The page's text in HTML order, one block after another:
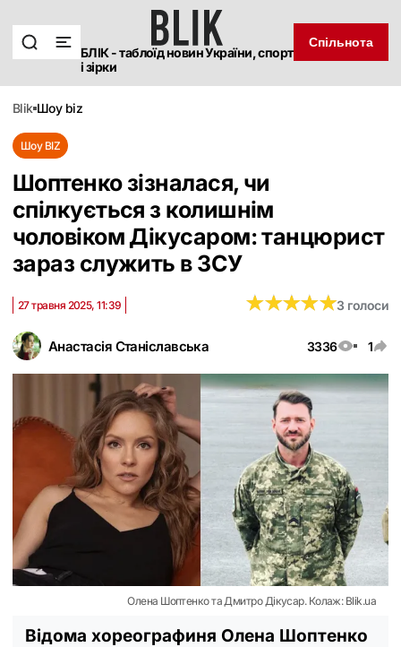
БЛІК - таблоїд новин України, спорт
і зірки
Спільнота
blik шоу biz
Шоу BIZ
Шоптенко зізналася, чи
спілкується з колишнім
чоловіком Дікусаром: танцюрист
зараз служить в ЗСУ
Анастасія Станіславська 3336 1
27 травня 2025, 11:39 ★★★★★
★★★★★3 голоси
Олена Шоптенко та Дмитро Дікусар. Колаж: Blik.ua
Відома хореографиня Олена Шоптенко